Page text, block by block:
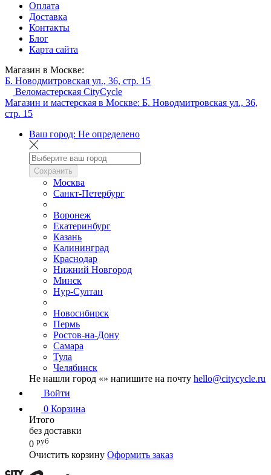
Оплата
Доставка
Контакты
Блог
Карта сайта
Магазин в Москве:
Б. Новодмитровская ул., 36, стр. 15
Веломастерская CityCycle
Магазин и мастерская в Москве: Б. Новодмитровская ул., 36,
стр. 15
Ваш город: Не определено
Сохранить
Москва
Санкт-Петербург
Воронеж
Екатеринбург
Казань
Калининград
Краснодар
Нижний Новгород
Минск
Нур-Султан
Новосибирск
Пермь
Ростов-на-Дону
Самара
Тула
Челябинск
Не нашли город «» напишите на почту hello@citycycle.ru
Войти
0 Корзина
Итого
без доставки
0 руб
Очистить корзину Оформить заказ